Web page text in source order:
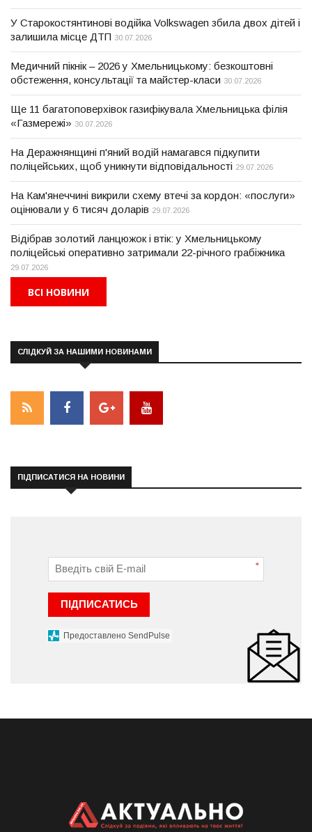
У Старокостянтинові водійка Volkswagen збила двох дітей і
залишила місце ДТП 30.07.2026
Медичний пікнік – 2026 у Хмельницькому: безкоштовні
обстеження, консультації та майстер-класи 30.07.2026
Ще 11 багатоповерхівок газифікувала Хмельницька філія
«Газмережі» 30.07.2026
На Деражнянщині п'яний водій намагався підкупити
поліцейських, щоб уникнути відповідальності 29.07.2026
На Кам'янеччині викрили схему втечі за кордон: «послуги»
оцінювали у 6 тисяч доларів 29.07.2026
Відібрав золотий ланцюжок і втік: у Хмельницькому
поліцейські оперативно затримали 22-річного грабіжника
29.07.2026
ВСІ НОВИНИ
СЛІДКУЙ ЗА НАШИМИ НОВИНАМИ
ПІДПИСАТИСЯ НА НОВИНИ
*
ПІДПИСАТИСЬ
Предоставлено SendPulse